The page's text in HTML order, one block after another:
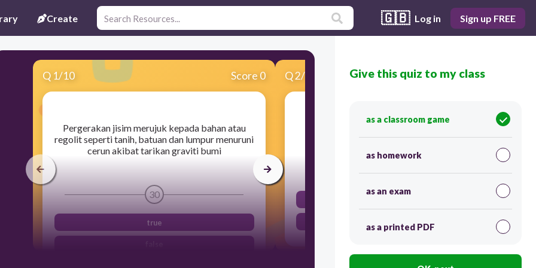
Create 🇬🇧 Log in Sign up FREE
Q 1/10 Score 0
​Pergerakan jisim merujuk kepada bahan atau
regolit seperti tanih, batuan dan lumpur menuruni
cerun akibat tarikan graviti bumi
30
true
Q2/10 Score 0
30
true
Give this quiz to my class
as a classroom game
as homework
as an exam
as a printed PDF